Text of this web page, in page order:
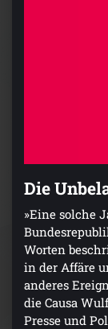
Die
»Eine solche
Worten
in der Affäre
anderes
die Causa
Presse und